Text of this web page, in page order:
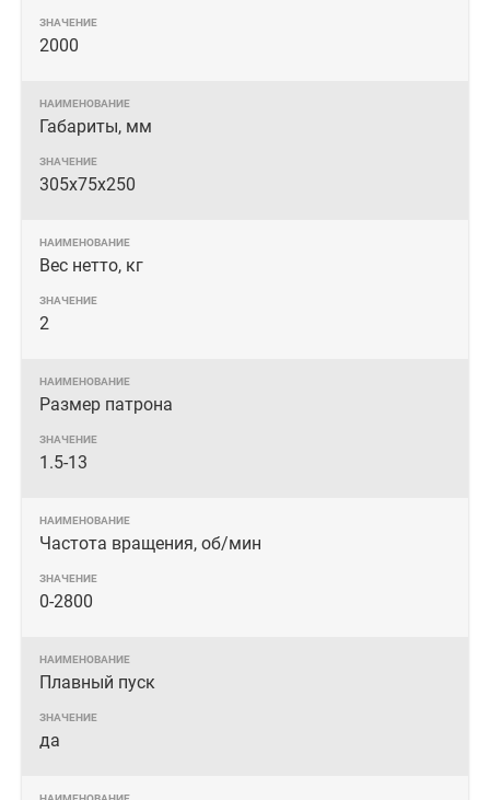
2000
Габариты, мм
305x75x250
Вес нетто, кг
2
Размер патрона
1.5-13
Частота вращения, об/мин
0-2800
Плавный пуск
да